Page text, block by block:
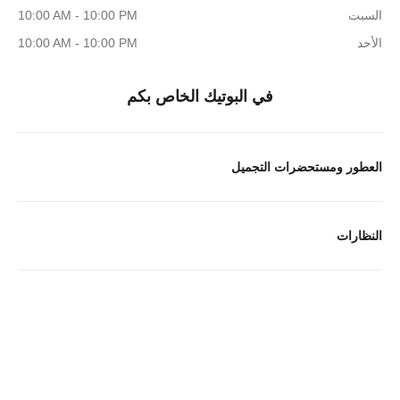
السبت
10:00 AM - 10:00 PM
الأحد
10:00 AM - 10:00 PM
في البوتيك الخاص بكم
العطور ومستحضرات التجميل
النظارات